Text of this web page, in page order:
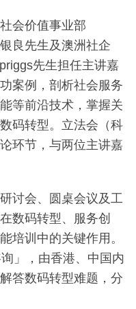
会价值事业部
良先生及澳洲社企
先生担任主讲嘉
案例，剖析社会服务
等前沿技术，掌握关
码转型。立法会（科
环节，与两位主讲嘉
讨会、圆桌会议及工
数码转型、服务创
培训中的关键作用。
」，由香港、中国内
答数码转型难题，分